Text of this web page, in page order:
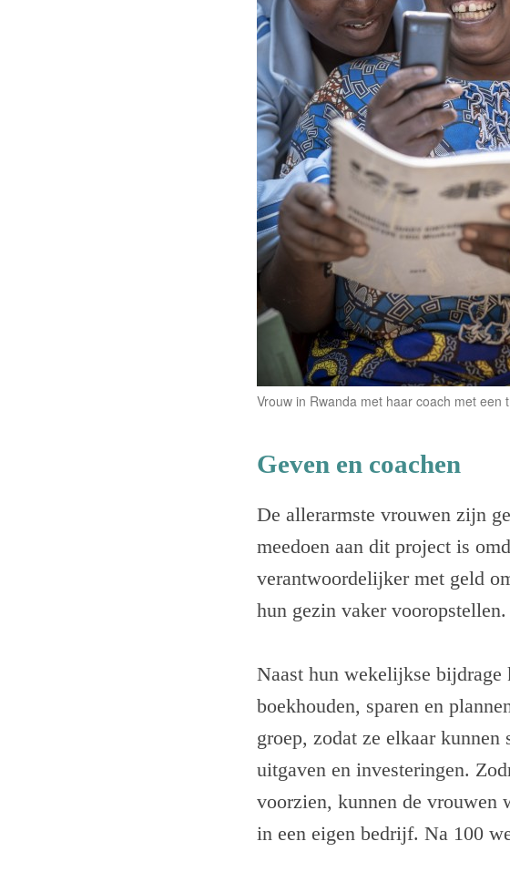
Vrouw in Rwanda met haar coach met een
Geven en coachen
De allerarmste vrouwen zijn
meedoen aan dit project is
verantwoordelijker met geld
hun gezin vaker vooropstellen.
Naast hun wekelijkse
boekhouden, sparen en
groep, zodat ze elkaar kunnen
uitgaven en investeringen.
voorzien, kunnen de vrouwen
in een eigen bedrijf. Na 100